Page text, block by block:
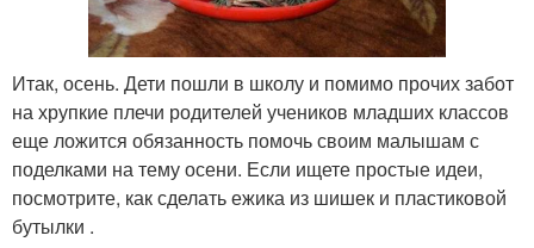
Итак, осень. Дети пошли в школу и помимо прочих забот
на хрупкие плечи родителей учеников младших классов
еще ложится обязанность помочь своим малышам с
поделками на тему осени. Если ищете простые идеи,
посмотрите, как сделать ежика из шишек и пластиковой
бутылки .